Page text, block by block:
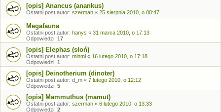
[opis] Anancus (anankus)
Ostatni post autor: szerman « 25 sierpnia 2010, o 08:47
Megafauna
Ostatni post autor: hanys « 31 marca 2010, o 17:13
Odpowiedzi: 17
[opis] Elephas (słoń)
Ostatni post autor: minmi « 16 lutego 2010, o 17:18
Odpowiedzi: 1
[opis] Deinotherium (dinoter)
Ostatni post autor: d_m « 7 lutego 2010, o 12:12
Odpowiedzi: 5
[opis] Mammuthus (mamut)
Ostatni post autor: szerman « 6 lutego 2010, o 13:33
Odpowiedzi: 2